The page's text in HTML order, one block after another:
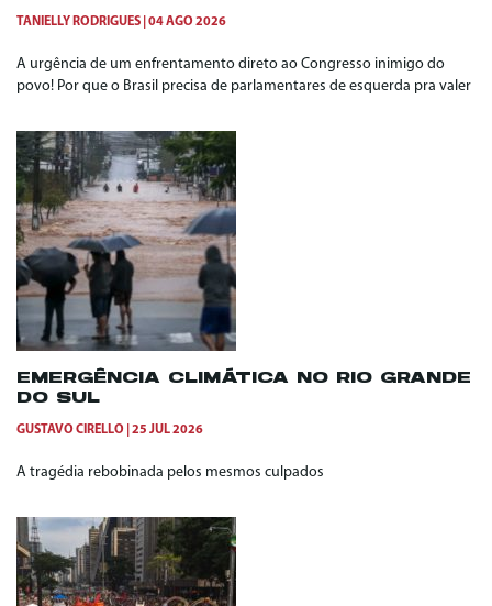
TANIELLY RODRIGUES 04 AGO 2026
A urgência de um enfrentamento direto ao Congresso inimigo do
povo! Por que o Brasil precisa de parlamentares de esquerda pra valer
EMERGÊNCIA CLIMÁTICA NO RIO GRANDE
DO SUL
GUSTAVO CIRELLO 25 JUL 2026
A tragédia rebobinada pelos mesmos culpados